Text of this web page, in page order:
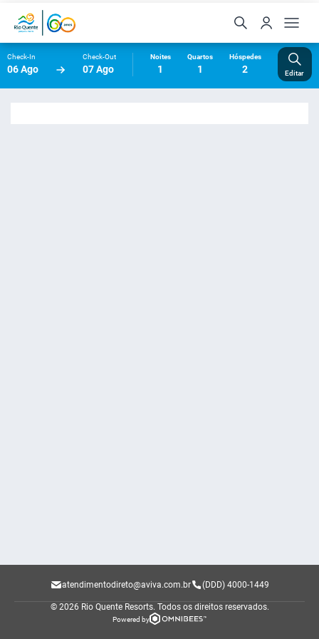
Check-In
06 Ago
Check-Out
07 Ago
Noites
1
Quartos
1
Hóspedes
2 Editar
atendimentodireto@aviva.com.br (DDD) 4000-1449
© 2026 Rio Quente Resorts. Todos os direitos reservados.
Powered by